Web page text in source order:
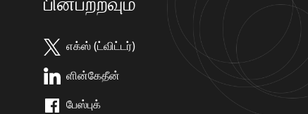
எக்ஸ் (ட்விட்டர்)
ளின்கேதீன்
பேஸ்புக்